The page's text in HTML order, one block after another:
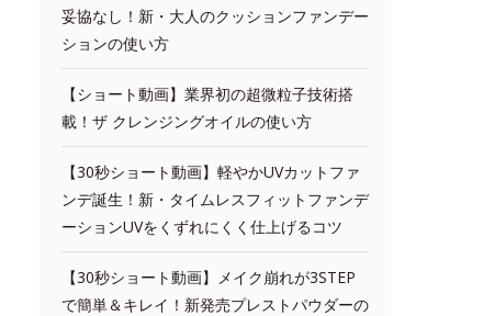
妥協なし！新・大人のクッションファンデー
ションの使い方
【ショート動画】業界初の超微粒子技術搭
載！ザ クレンジングオイルの使い方
【30秒ショート動画】軽やかUVカットファ
ンデ誕生！新・タイムレスフィットファンデ
ーションUVをくずれにくく仕上げるコツ
【30秒ショート動画】メイク崩れが3STEP
で簡単＆キレイ！新発売プレストパウダーの